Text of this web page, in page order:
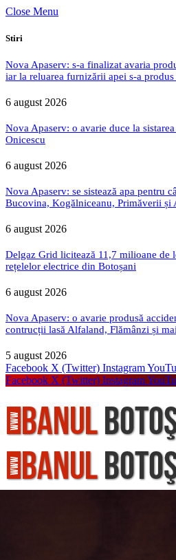
Close Menu
Stiri
Nova Apaserv: s-a finalizat avaria
iar la reluarea furnizării apei s-a
6 august 2026
Nova Apaserv: o avarie duce la
Onicescu
6 august 2026
Nova Apaserv: se sistează apa pentru
Bucovina, Kogălniceanu, Primăverii și
6 august 2026
Delgaz Grid licitează 11,7 milioane de
rețelelor electrice din Botoșani
6 august 2026
Nova Apaserv: o avarie produsă
contrucții lasă Alfaland, Flămânzi și
5 august 2026
Facebook X (Twitter) Instagram
Facebook X (Twitter) Instagram